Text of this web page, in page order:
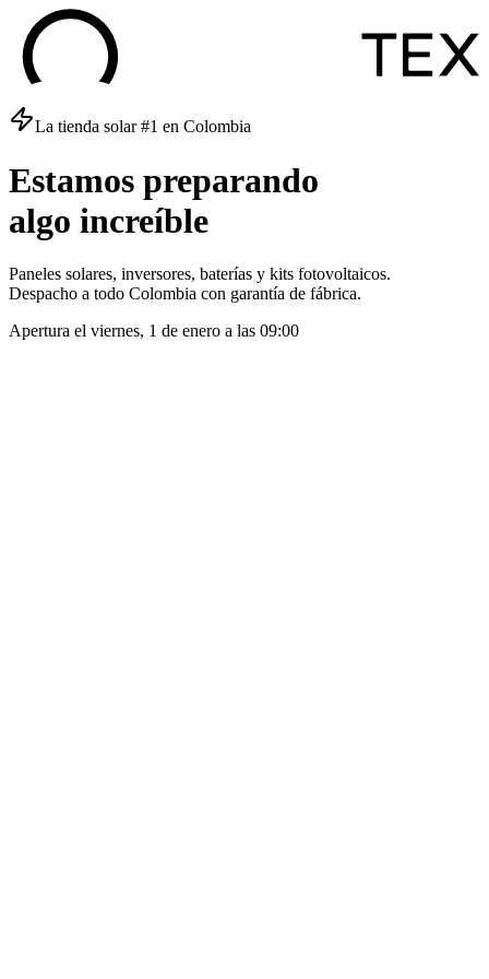
La tienda solar #1 en Colombia
Estamos preparando
algo increíble
Paneles solares, inversores, baterías y kits fotovoltaicos.
Despacho a todo Colombia con garantía de fábrica.
Apertura el viernes, 1 de enero a las 09:00